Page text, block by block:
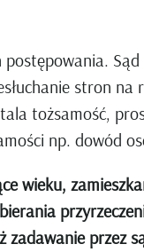
stron
tożsamość,
np. dowód
wieku,
przez